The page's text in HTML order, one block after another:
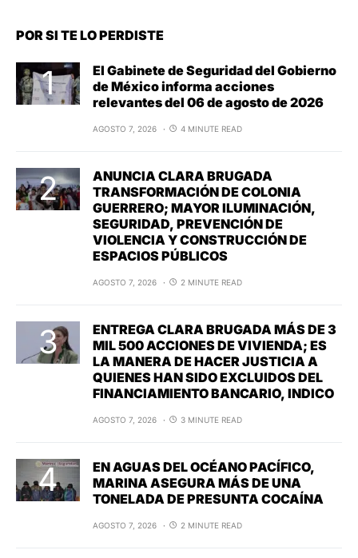
POR SI TE LO PERDISTE
El Gabinete de Seguridad del Gobierno
de México informa acciones
relevantes del 06 de agosto de 2026
AGOSTO 7, 2026 4 MINUTE READ
ANUNCIA CLARA BRUGADA
TRANSFORMACIÓN DE COLONIA
GUERRERO; MAYOR ILUMINACIÓN,
SEGURIDAD, PREVENCIÓN DE
VIOLENCIA Y CONSTRUCCIÓN DE
ESPACIOS PÚBLICOS
AGOSTO 7, 2026 2 MINUTE READ
ENTREGA CLARA BRUGADA MÁS DE 3
MIL 500 ACCIONES DE VIVIENDA; ES
LA MANERA DE HACER JUSTICIA A
QUIENES HAN SIDO EXCLUIDOS DEL
FINANCIAMIENTO BANCARIO, INDICO
AGOSTO 7, 2026 3 MINUTE READ
EN AGUAS DEL OCÉANO PACÍFICO,
MARINA ASEGURA MÁS DE UNA
TONELADA DE PRESUNTA COCAÍNA
AGOSTO 7, 2026 2 MINUTE READ